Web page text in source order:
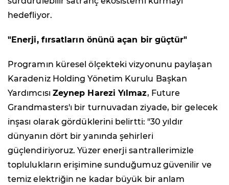
hedefliyor.
"Enerji, fırsatların önünü açan bir güçtür"
Programın küresel ölçekteki vizyonunu paylaşan
Karadeniz Holding Yönetim Kurulu Başkan
Yardımcısı Zeynep Harezi Yılmaz, Future
Grandmasters'ı bir turnuvadan ziyade, bir gelecek
inşası olarak gördüklerini belirtti: "30 yıldır
dünyanın dört bir yanında şehirleri
güçlendiriyoruz. Yüzer enerji santrallerimizle
toplulukların erişimine sunduğumuz güvenilir ve
temiz elektriğin ne kadar büyük bir anlam